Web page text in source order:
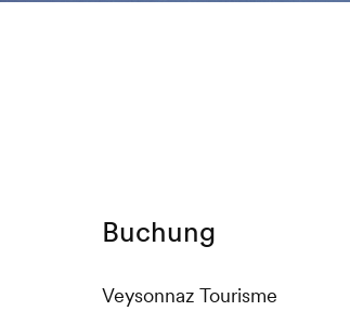
Buchung
Veysonnaz Tourisme